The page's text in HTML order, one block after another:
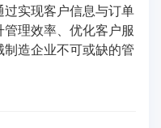
实现客户信息与订单
理效率、优化客户服
造企业不可或缺的管